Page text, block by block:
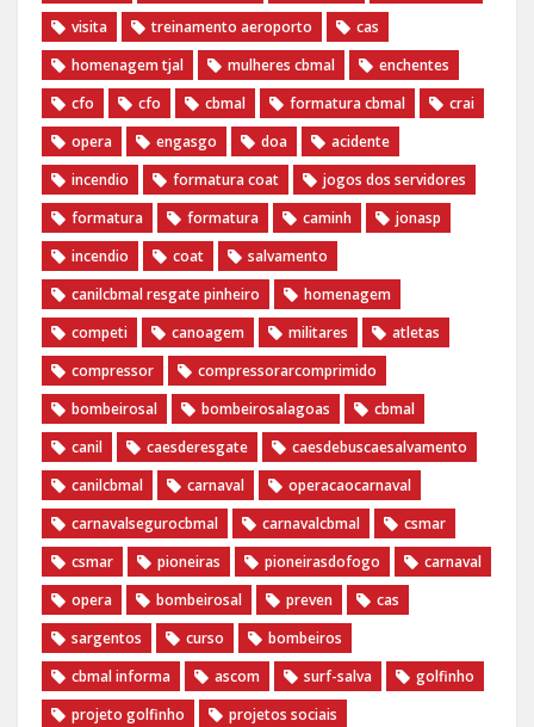
visita
treinamento aeroporto
cas
homenagem tjal
mulheres cbmal
enchentes
cfo
cfo cbmal formatura cbmal
crai
opera
engasgo doa
acidente
incendio
formatura coat
jogos dos servidores
formatura
formatura caminh
jonasp
incendio
coat
salvamento
canilcbmal resgate pinheiro
homenagem
competi
canoagem militares
atletas
compressor
compressorarcomprimido
bombeirosal
bombeirosalagoas
cbmal
canil
caesderesgate
caesdebuscaesalvamento
canilcbmal
carnaval
operacaocarnaval
carnavalsegurocbmal
carnavalcbmal
csmar
csmar
pioneiras pioneirasdofogo
carnaval
opera
bombeirosal preven
cas
sargentos
curso
bombeiros
cbmal informa
ascom surf-salva
golfinho
projeto golfinho
projetos sociais